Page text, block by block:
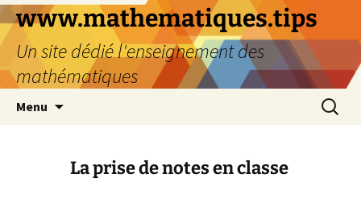
www.mathematiques.tips
Un site dédié l'enseignement des
mathématiques
Menu
La prise de notes en classe